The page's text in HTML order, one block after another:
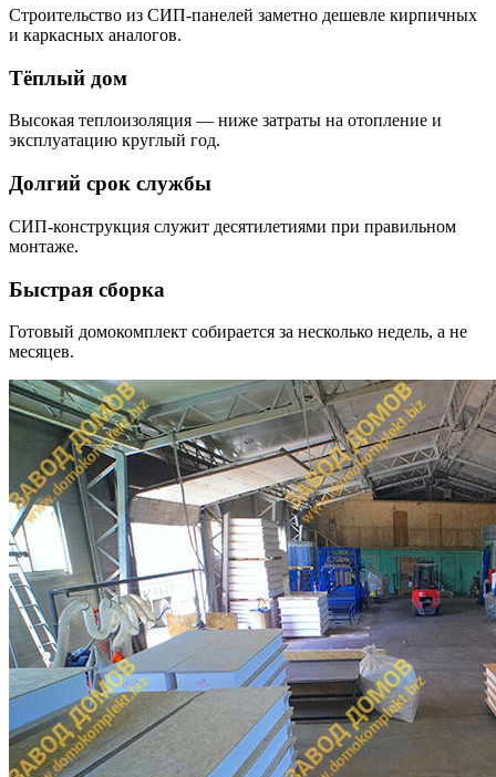
Строительство из СИП-панелей заметно дешевле кирпичных
и каркасных аналогов.
Тёплый дом
Высокая теплоизоляция — ниже затраты на отопление и
эксплуатацию круглый год.
Долгий срок службы
СИП-конструкция служит десятилетиями при правильном
монтаже.
Быстрая сборка
Готовый домокомплект собирается за несколько недель, а не
месяцев.